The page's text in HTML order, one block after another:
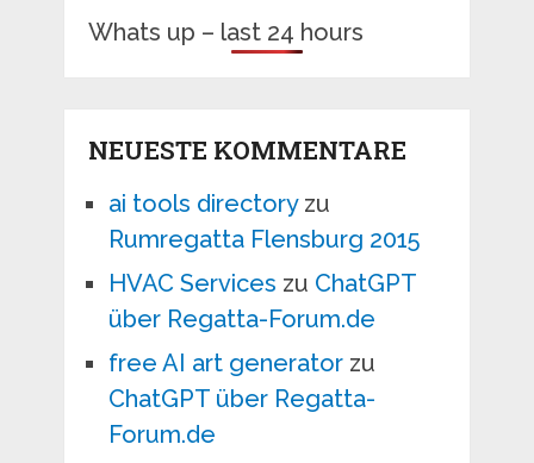
Whats up – last 24 hours
NEUESTE KOMMENTARE
ai tools directoryzu
Rumregatta Flensburg 2015
HVAC Services zu ChatGPT
über Regatta-Forum.de
free AI art generatorzu
ChatGPT über Regatta-
Forum.de